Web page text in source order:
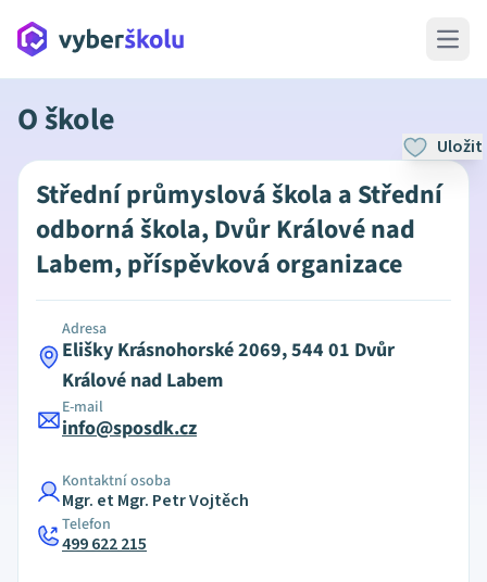
Open
O škole
Uložit
Střední průmyslová škola a Střední
odborná škola, Dvůr Králové nad
Labem, příspěvková organizace
Adresa
Elišky Krásnohorské 2069, 544 01 Dvůr
Králové nad Labem
E-mail
info@sposdk.cz
Kontaktní osoba
Mgr. et Mgr. Petr Vojtěch
Telefon
499 622 215